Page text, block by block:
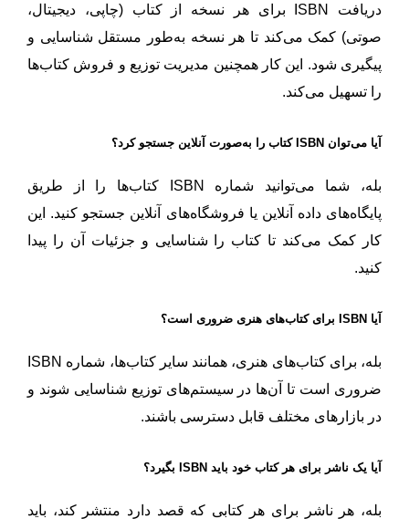
دریافت ISBN برای هر نسخه از کتاب (چاپی، دیجیتال،
صوتی) کمک می‌کند تا هر نسخه به‌طور مستقل شناسایی و
پیگیری شود. این کار همچنین مدیریت توزیع و فروش کتاب‌ها
را تسهیل می‌کند.
آیا می‌توان ISBN کتاب را به‌صورت آنلاین جستجو کرد؟
بله، شما می‌توانید شماره ISBN کتاب‌ها را از طریق
پایگاه‌های داده آنلاین یا فروشگاه‌های آنلاین جستجو کنید. این
کار کمک می‌کند تا کتاب را شناسایی و جزئیات آن را پیدا
کنید.
آیا ISBN برای کتاب‌های هنری ضروری است؟
بله، برای کتاب‌های هنری، همانند سایر کتاب‌ها، شماره ISBN
ضروری است تا آن‌ها در سیستم‌های توزیع شناسایی شوند و
در بازارهای مختلف قابل دسترسی باشند.
آیا یک ناشر برای هر کتاب خود باید ISBN بگیرد؟
بله، هر ناشر برای هر کتابی که قصد دارد منتشر کند، باید